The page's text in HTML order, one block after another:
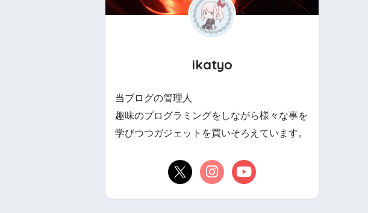
ikatyo
当ブログの管理人
趣味のプログラミングをしながら様々な事を
学びつつガジェットを買いそろえています。